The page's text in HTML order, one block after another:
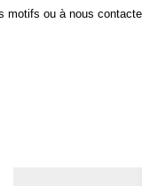
motifs ou à nous